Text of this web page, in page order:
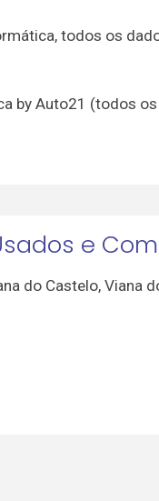
todos os
by Auto21 (todos
e
do Castelo,Viana